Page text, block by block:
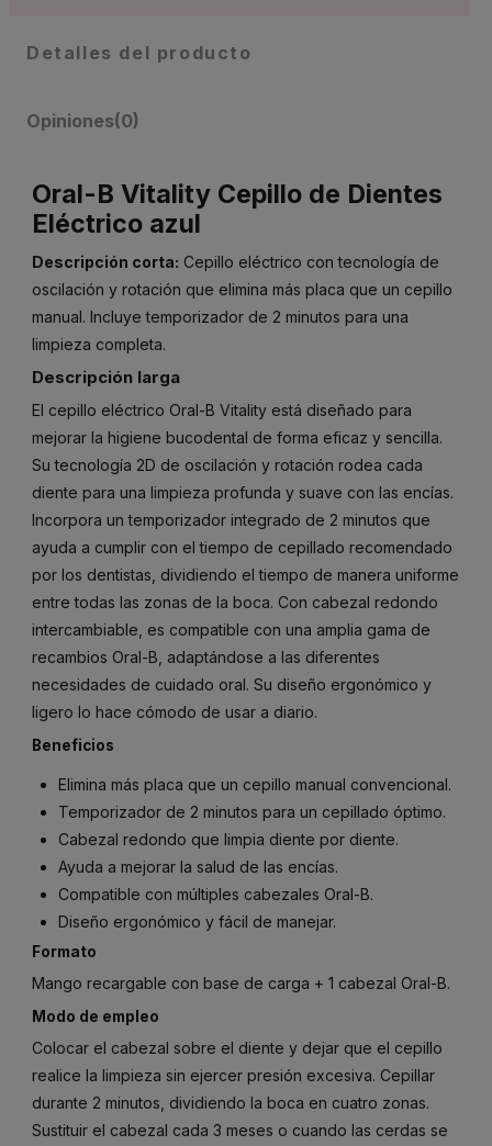
Detalles del producto
Opiniones(0)
Oral-B Vitality Cepillo de Dientes
Eléctrico azul
Descripción corta: Cepillo eléctrico con tecnología de
oscilación y rotación que elimina más placa que un cepillo
manual. Incluye temporizador de 2 minutos para una
limpieza completa.
Descripción larga
El cepillo eléctrico Oral-B Vitality está diseñado para
mejorar la higiene bucodental de forma eficaz y sencilla.
Su tecnología 2D de oscilación y rotación rodea cada
diente para una limpieza profunda y suave con las encías.
Incorpora un temporizador integrado de 2 minutos que
ayuda a cumplir con el tiempo de cepillado recomendado
por los dentistas, dividiendo el tiempo de manera uniforme
entre todas las zonas de la boca. Con cabezal redondo
intercambiable, es compatible con una amplia gama de
recambios Oral-B, adaptándose a las diferentes
necesidades de cuidado oral. Su diseño ergonómico y
ligero lo hace cómodo de usar a diario.
Beneficios
Elimina más placa que un cepillo manual convencional.
Temporizador de 2 minutos para un cepillado óptimo.
Cabezal redondo que limpia diente por diente.
Ayuda a mejorar la salud de las encías.
Compatible con múltiples cabezales Oral-B.
Diseño ergonómico y fácil de manejar.
Formato
Mango recargable con base de carga + 1 cabezal Oral-B.
Modo de empleo
Colocar el cabezal sobre el diente y dejar que el cepillo
realice la limpieza sin ejercer presión excesiva. Cepillar
durante 2 minutos, dividiendo la boca en cuatro zonas.
Sustituir el cabezal cada 3 meses o cuando las cerdas se